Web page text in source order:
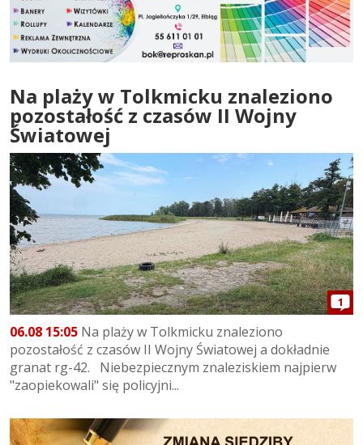
Na plaży w Tolkmicku znaleziono
pozostałość z czasów II Wojny
Światowej
1
06.08 15:05 Na plaży w Tolkmicku znaleziono
pozostałość z czasów II Wojny Światowej a dokładnie
granat rg-42. Niebezpiecznym znaleziskiem najpierw
"zaopiekowali" się policyjni...